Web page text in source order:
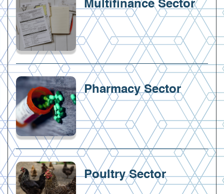
Multifinance Sector
Pharmacy Sector
Poultry Sector